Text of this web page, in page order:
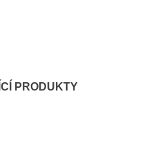
PRODUKTY